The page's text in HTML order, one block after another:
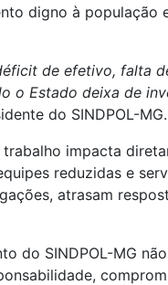
digno à população
de efetivo, falta
o Estado deixa de
do SINDPOL-MG.
impacta
reduzidas e
atrasam
do SINDPOL-MG